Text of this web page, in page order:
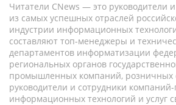
Читатели CNews — это руководители
из самых успешных отраслей
индустрии информационных
составляют топ-менеджеры и
департаментов информатизации
региональных органов
промышленных компаний, розничных
руководители и сотрудники
информационных технологий и услуг